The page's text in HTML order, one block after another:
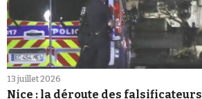
13 juillet 2026
Nice : la déroute des falsificateurs